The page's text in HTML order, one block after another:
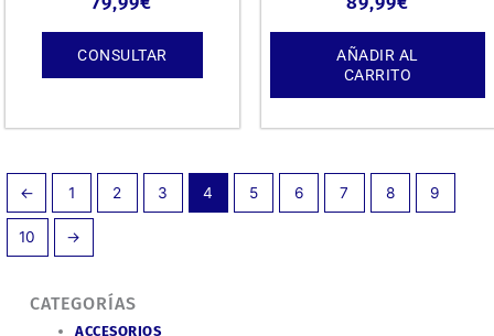
CATEGORÍAS
ACCESORIOS
CONSULTAR
AÑADIR AL
CARRITO
← 1 2 3 4 5 6 7 8 9
10 →